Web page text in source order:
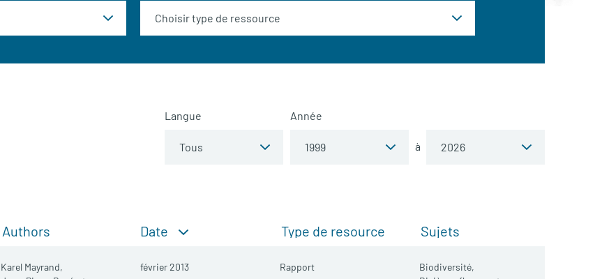
Langue Année
à
Authors Date Type de resource Sujets
Karel Mayrand,
février 2013 Rapport
Biodiversité,